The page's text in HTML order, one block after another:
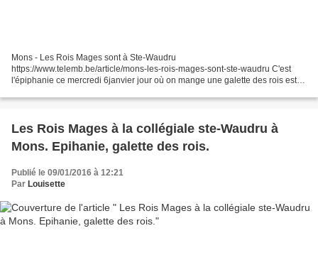
Mons - Les Rois Mages sont à Ste-Waudru
https://www.telemb.be/article/mons-les-rois-mages-sont-ste-waudru C'est
l'épiphanie ce mercredi 6janvier jour où on mange une galette des rois est
Les Rois Mages à la collégiale ste-Waudru à
Mons. Epihanie, galette des rois.
Publié le 09/01/2016 à 12:21
Par Louisette